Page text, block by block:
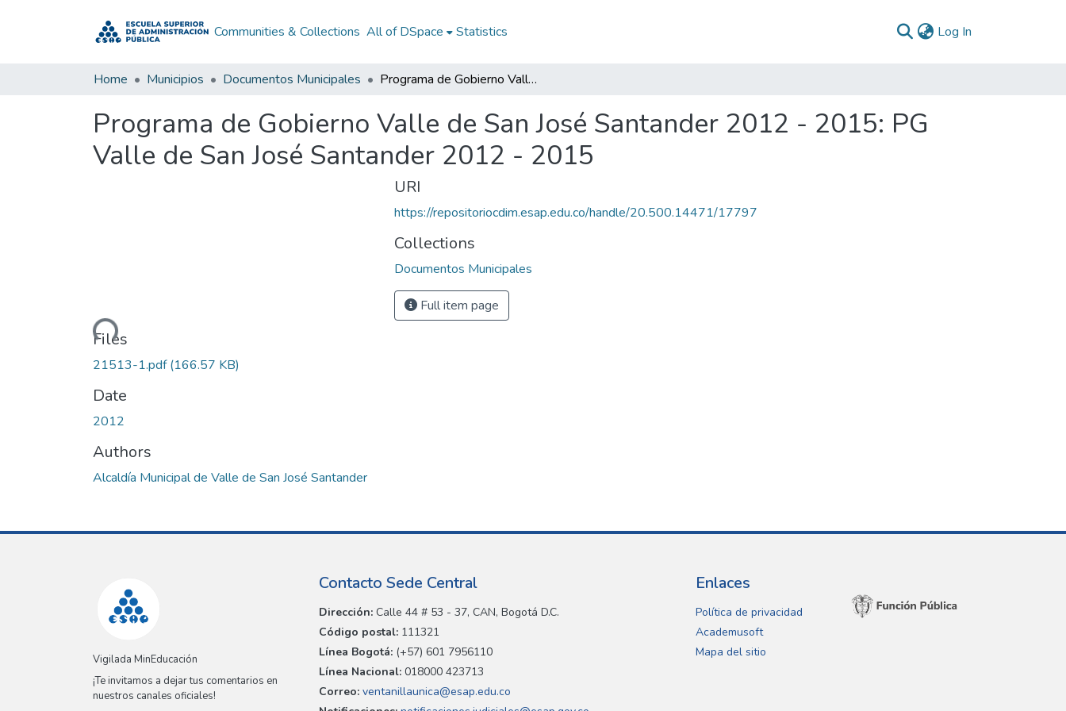
Communities & Collections All of DSpace Statistics Log In
Home Municipios Documentos Municipales Programa de Gobierno Valle de San José Santander 2012 - 2015: PG Valle de San José Santander 2012 - 2015
Programa de Gobierno Valle de San José Santander 2012 - 2015: PG
Valle de San José Santander 2012 - 2015
Loading...
Files
21513-1.pdf(166.57 KB)
Date
2012
Authors
Alcaldía Municipal de Valle de San José Santander
URI
https://repositoriocdim.esap.edu.co/handle/20.500.14471/17797
Collections
Documentos Municipales
Full item page
Vigilada MinEducación
¡Te invitamos a dejar tus comentarios en
nuestros canales oficiales!
Contacto Sede Central
Dirección: Calle 44 # 53 - 37, CAN, Bogotá D.C.
Código postal: 111321
Línea Bogotá: (+57) 601 7956110
Línea Nacional: 018000 423713
Correo: ventanillaunica@esap.edu.co
Enlaces
Política de privacidad
Academusoft
Mapa del sitio